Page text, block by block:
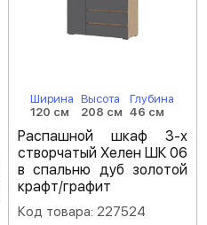
Ширина
120 см
Высота
208 см
Глубина
46 см
Распашной шкаф 3-х
створчатый Хелен ШК 06
в спальню дуб золотой
крафт/графит
Код товара: 227524